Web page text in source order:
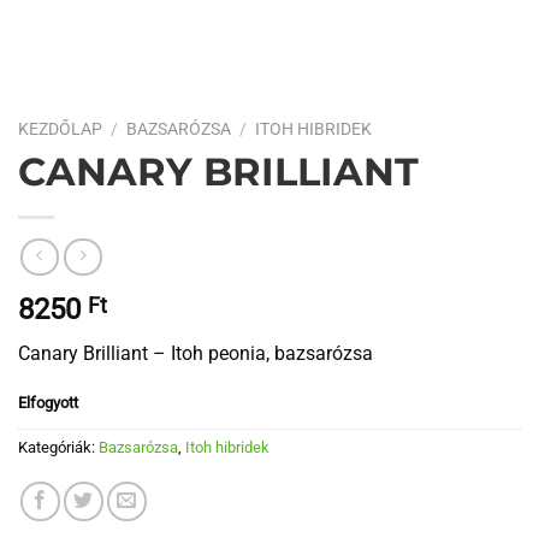
KEZDŐLAP / BAZSARÓZSA / ITOH HIBRIDEK
CANARY BRILLIANT
8250 Ft
Canary Brilliant – Itoh peonia, bazsarózsa
Elfogyott
Kategóriák: Bazsarózsa Itoh hibridek